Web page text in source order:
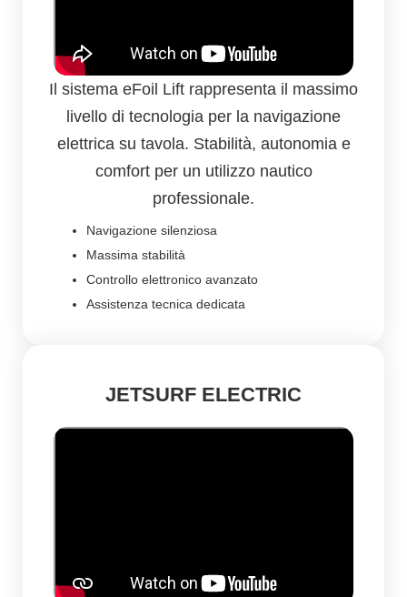
Il sistema eFoil Lift rappresenta il massimo
livello di tecnologia per la navigazione
elettrica su tavola. Stabilità, autonomia e
comfort per un utilizzo nautico
professionale.
Navigazione silenziosa
Massima stabilità
Controllo elettronico avanzato
Assistenza tecnica dedicata
JETSURF ELECTRIC